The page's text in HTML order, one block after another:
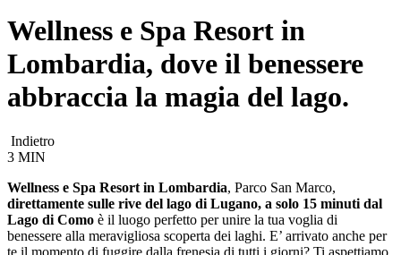
Wellness e Spa Resort in
Lombardia, dove il benessere
abbraccia la magia del lago.
Indietro
3 MIN
Wellness e Spa Resort in Lombardia, Parco San Marco,
direttamente sulle rive del lago di Lugano, a solo 15 minuti dal
Lago di Como è il luogo perfetto per unire la tua voglia di
benessere alla meravigliosa scoperta dei laghi. E’ arrivato anche per
te il momento di fuggire dalla frenesia di tutti i giorni? Ti aspettiamo